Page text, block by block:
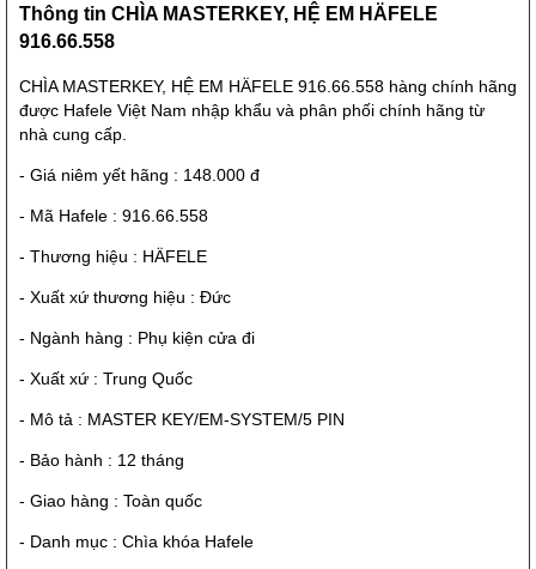
Thông tin CHÌA MASTERKEY, HỆ EM HÄFELE
916.66.558
CHÌA MASTERKEY, HỆ EM HÄFELE 916.66.558 hàng chính hãng
được Hafele Việt Nam nhập khẩu và phân phối chính hãng từ
nhà cung cấp.
- Giá niêm yết hãng : 148.000 đ
- Mã Hafele : 916.66.558
- Thương hiệu : HÄFELE
- Xuất xứ thương hiệu : Đức
- Ngành hàng : Phụ kiện cửa đi
- Xuất xứ : Trung Quốc
- Mô tả : MASTER KEY/EM-SYSTEM/5 PIN
- Bảo hành : 12 tháng
- Giao hàng : Toàn quốc
- Danh mục : Chìa khóa Hafele